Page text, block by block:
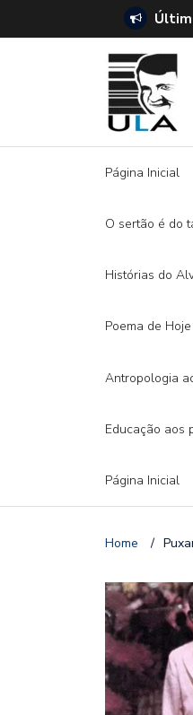
Página Inicial
O sertão é do
Histórias do
Poema de Hoje
Antropologia
Educação aos
Página Inicial
Home /